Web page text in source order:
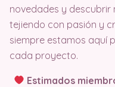
novedades y
tejiendo con pasión y
siempre estamos aquí
cada proyecto.
Estimados